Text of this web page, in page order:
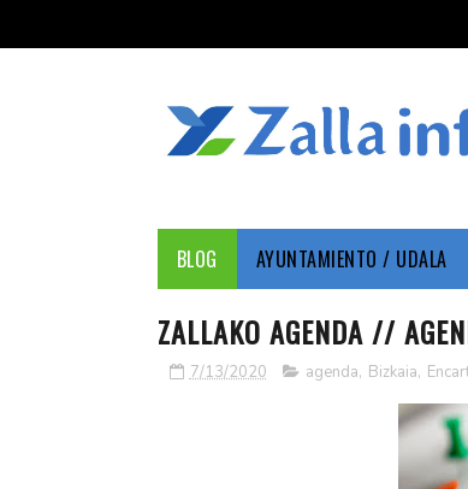
BLOG AYUNTAMIENTO / UDALA
ZALLAKO AGENDA //
7/13/2020 agenda, Bizkaia,